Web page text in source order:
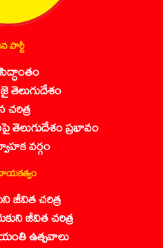
పార్టీ
తెలుగుదేశం
ప్రభావం
వర్గం
జీవిత చరిత్ర
జీవిత చరిత్ర
ఉత్సవాలు